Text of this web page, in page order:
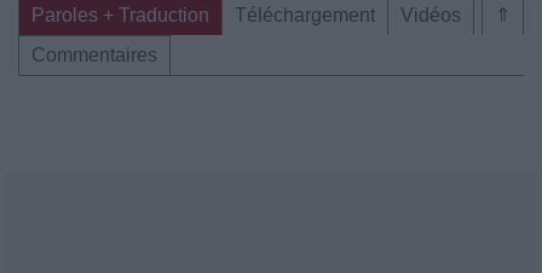
⇑
Paroles + Traduction Téléchargement
Vidéos
Commentaires